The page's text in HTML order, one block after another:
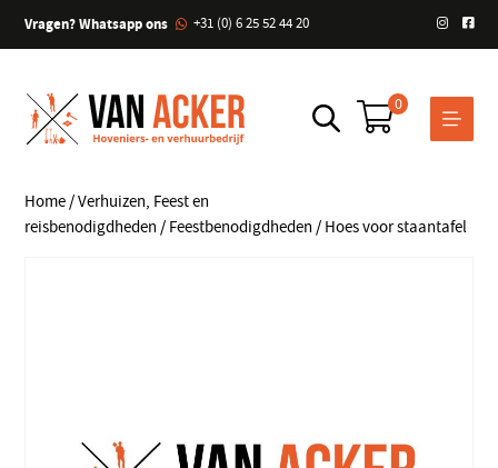
Vragen? Whatsapp ons +31 (0) 6 25 52 44 20
0
Home/Verhuizen, Feest en
reisbenodigdheden / Feestbenodigdheden / Hoes voor staantafel